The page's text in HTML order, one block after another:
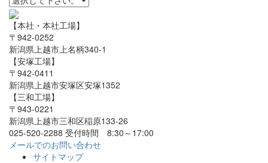
【本社・本社工場】
〒942-0252
新潟県上越市上名柄340-1
【安塚工場】
〒942-0411
新潟県上越市安塚区安塚1352
【三和工場】
〒943-0221
新潟県上越市三和区稲原133-26
025-520-2288 受付時間 8:30～17:00
メールでのお問い合わせ
サイトマップ